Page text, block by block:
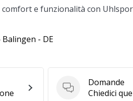
e funzionalità con
- DE
Domande
Domande
Chiedici